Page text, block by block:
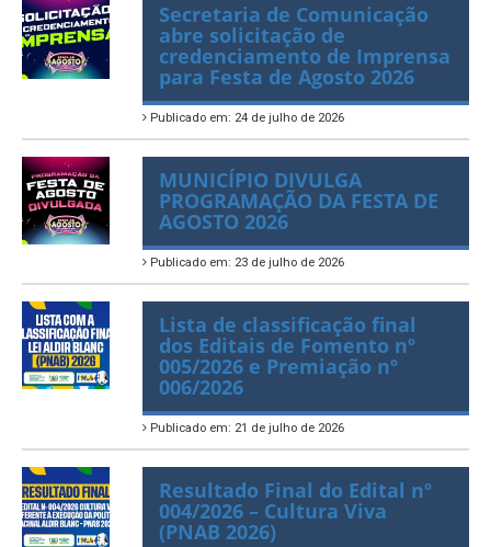
Secretaria de Comunicação
abre solicitação de
credenciamento de Imprensa
para Festa de Agosto 2026
Publicado em: 24 de julho de 2026
MUNICÍPIO DIVULGA
PROGRAMAÇÃO DA FESTA DE
AGOSTO 2026
Publicado em: 23 de julho de 2026
Lista de classificação final
dos Editais de Fomento nº
005/2026 e Premiação nº
006/2026
Publicado em: 21 de julho de 2026
Resultado Final do Edital nº
004/2026 – Cultura Viva
(PNAB 2026)